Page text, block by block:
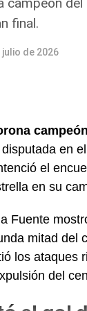
una ola de
judiciales, y
la
del Perú,
de
campeón
final.
julio de 2026
en
el
en su
Fuente
mitad del
los ataques
del